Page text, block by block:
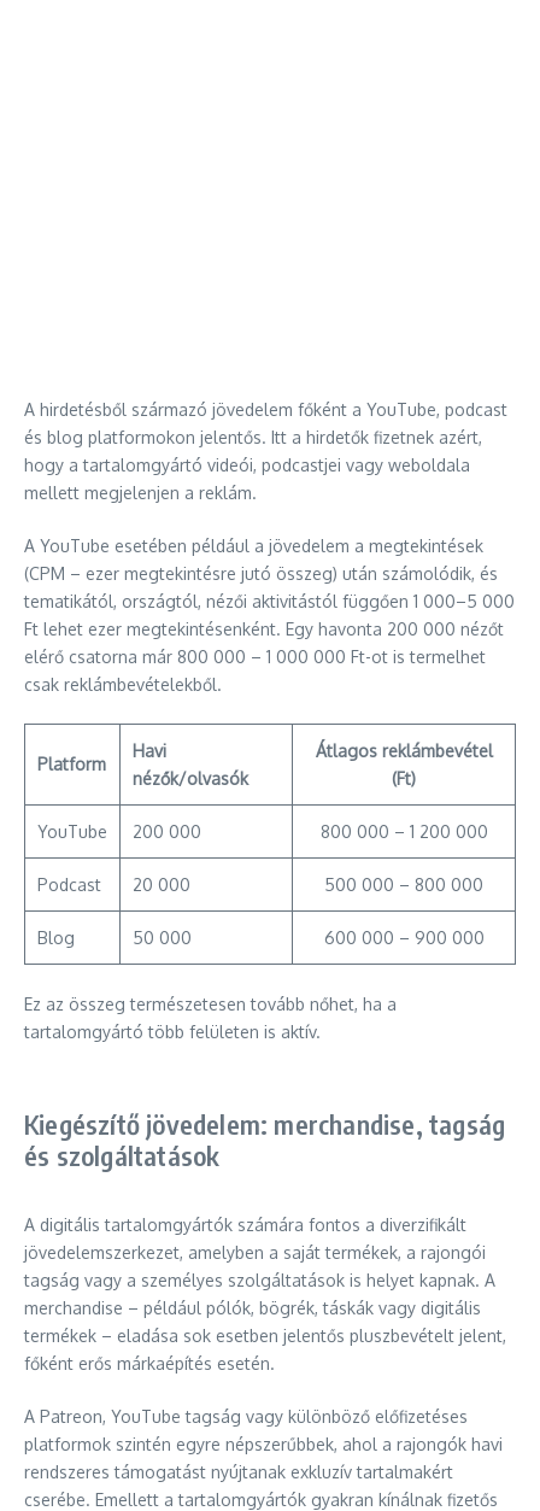
A hirdetésből származó jövedelem főként a YouTube, podcast
és blog platformokon jelentős. Itt a hirdetők fizetnek azért,
hogy a tartalomgyártó videói, podcastjei vagy weboldala
mellett megjelenjen a reklám.
A YouTube esetében például a jövedelem a megtekintések
(CPM – ezer megtekintésre jutó összeg) után számolódik, és
tematikától, országtól, nézői aktivitástól függően 1 000–5 000
Ft lehet ezer megtekintésenként. Egy havonta 200 000 nézőt
elérő csatorna már 800 000 – 1 000 000 Ft-ot is termelhet
csak reklámbevételekből.
Platform
Havi
nézők/olvasók
Átlagos reklámbevétel
(Ft)
YouTube 200 000 800 000 – 1 200 000
Podcast 20 000 500 000 – 800 000
Blog 50 000 600 000 – 900 000
Ez az összeg természetesen tovább nőhet, ha a
tartalomgyártó több felületen is aktív.
Kiegészítő jövedelem: merchandise, tagság
és szolgáltatások
A digitális tartalomgyártók számára fontos a diverzifikált
jövedelemszerkezet, amelyben a saját termékek, a rajongói
tagság vagy a személyes szolgáltatások is helyet kapnak. A
merchandise – például pólók, bögrék, táskák vagy digitális
termékek – eladása sok esetben jelentős pluszbevételt jelent,
főként erős márkaépítés esetén.
A Patreon, YouTube tagság vagy különböző előfizetéses
platformok szintén egyre népszerűbbek, ahol a rajongók havi
rendszeres támogatást nyújtanak exkluzív tartalmakért
cserébe. Emellett a tartalomgyártók gyakran kínálnak fizetős